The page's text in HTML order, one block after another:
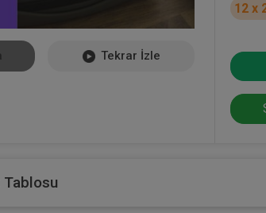
Tekrar İzle
12 x